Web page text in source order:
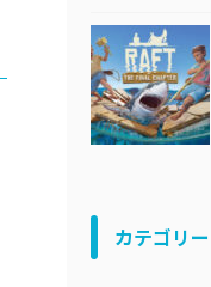
カテゴリー